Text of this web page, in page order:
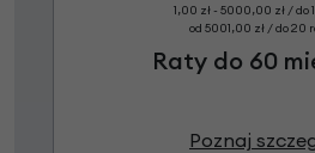
1,00 zł - 5000,00 zł / do
od 5001,00 zł / do 20
Raty do 60
Poznaj